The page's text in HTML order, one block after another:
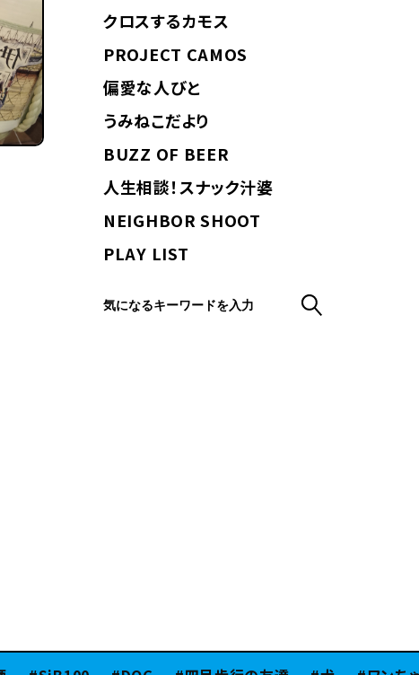
クロスするカモス
PROJECT CAMOS
偏愛な人びと
うみねこだより
BUZZ OF BEER
人生相談！スナック汁婆
NEIGHBOR SHOOT
PLAY LIST